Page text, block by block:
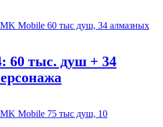
60 тыс. душ + 34